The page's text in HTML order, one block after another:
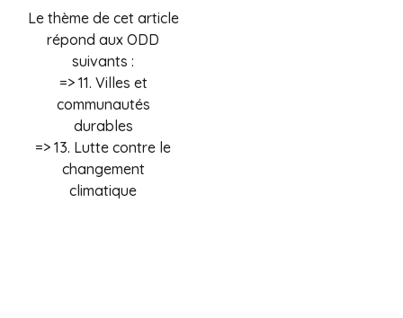
Le thème de cet article
répond aux ODD
suivants :
=> 11. Villes et
communautés
durables
=> 13. Lutte contre le
changement
climatique